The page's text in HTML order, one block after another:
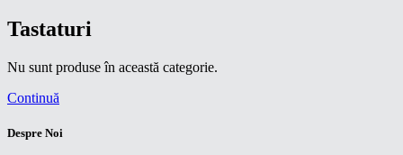
Tastaturi
Nu sunt produse în această categorie.
Continuă
Despre Noi